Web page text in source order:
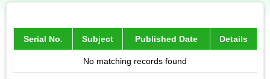
Serial No. Subject Published Date Details
No matching records found